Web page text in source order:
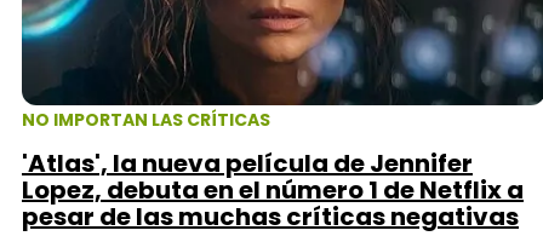
NO IMPORTAN LAS CRÍTICAS
'Atlas', la nueva película de Jennifer
Lopez, debuta en el número 1 de Netflix a
pesar de las muchas críticas negativas